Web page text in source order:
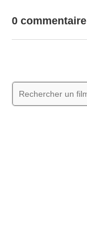
0 commentaire